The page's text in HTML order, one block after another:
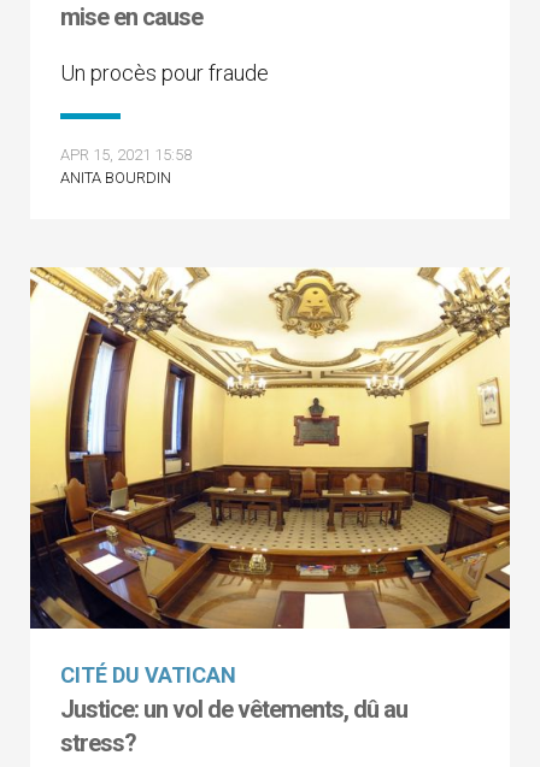
mise en cause
Un procès pour fraude
APR 15, 2021 15:58
ANITA BOURDIN
CITÉ DU VATICAN
Justice: un vol de vêtements, dû au
stress?